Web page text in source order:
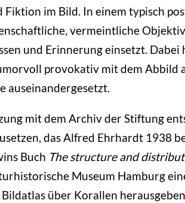
Fiktion im Bild. In einem typisch
vermeintliche
und Erinnerung einsetzt. Dabei
provokativ mit dem Abbild
auseinandergesetzt.
mit dem Archiv der Stiftung
das Alfred Ehrhardt 1938
Buch The structure and
Museum Hamburg
über Korallen